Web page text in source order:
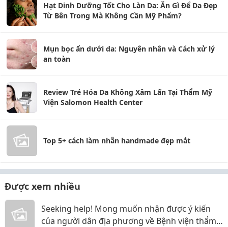
Hạt Dinh Dưỡng Tốt Cho Làn Da: Ăn Gì Để Da Đẹp
Từ Bên Trong Mà Không Cần Mỹ Phẩm?
Mụn bọc ẩn dưới da: Nguyên nhân và Cách xử lý
an toàn
Review Trẻ Hóa Da Không Xâm Lấn Tại Thẩm Mỹ
Viện Salomon Health Center
Top 5+ cách làm nhẫn handmade đẹp mắt
Được xem nhiều
Seeking help! Mong muốn nhận được ý kiến
của người dân địa phương về Bệnh viện thẩm